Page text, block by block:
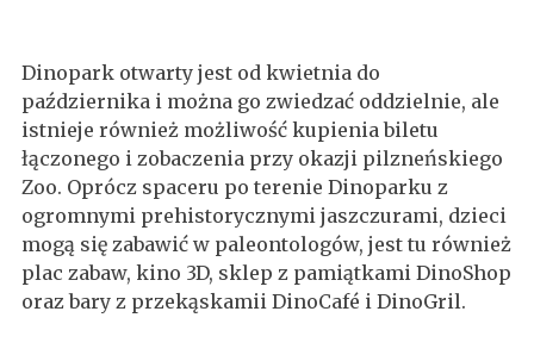
Dinopark otwarty jest od kwietnia do
października i można go zwiedzać oddzielnie, ale
istnieje również możliwość kupienia biletu
łączonego i zobaczenia przy okazji pilzneńskiego
Zoo. Oprócz spaceru po terenie Dinoparku z
ogromnymi prehistorycznymi jaszczurami, dzieci
mogą się zabawić w paleontologów, jest tu również
plac zabaw, kino 3D, sklep z pamiątkami DinoShop
oraz bary z przekąskamii DinoCafé i DinoGril.